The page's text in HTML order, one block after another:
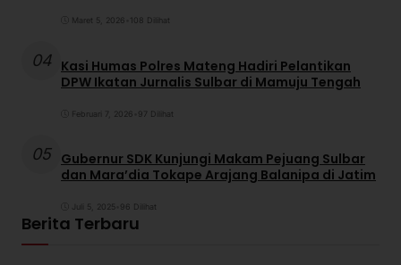
Maret 5, 2026 108 Dilihat
04 Kasi Humas Polres Mateng Hadiri Pelantikan
DPW Ikatan Jurnalis Sulbar di Mamuju Tengah
Februari 7, 2026 97 Dilihat
05 Gubernur SDK Kunjungi Makam Pejuang Sulbar
dan Mara’dia Tokape Arajang Balanipa di Jatim
Juli 5, 2025 96 Dilihat
Berita Terbaru